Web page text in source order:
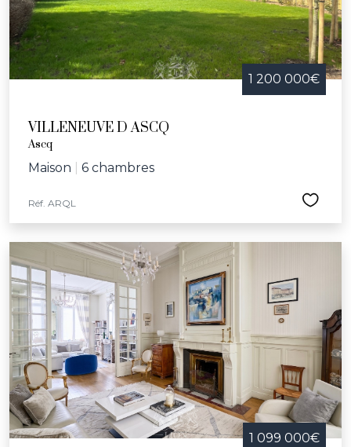
1 200 000€
VILLENEUVE D ASCQ
Ascq
Maison 6 chambres
Réf. ARQL
1 099 000€